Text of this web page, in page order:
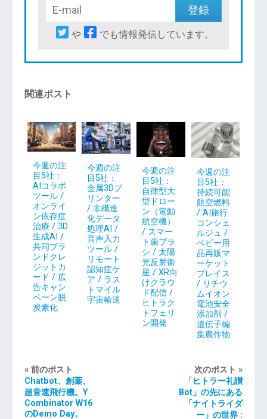
や でも情報発信しています。
関連ポスト
今週の注
目5社：
AIコラボ
ツール /
オンライ
ン依存症
治療 / 3D
生成AI /
共同ブラ
ンドクレ
ジットカ
ード / 広
告キャン
ペーン脱
炭素化
今週の注
目5社：
金属3Dプ
リンター
/ 非構造
化データ
処理AI /
音声入力
ツール /
リモート
認知症ケ
ア / ラス
トマイル
宇宙輸送
今週の注
目5社：
自律型大
型ドロー
ン（電動
航空機）
/ スマー
ト歯ブラ
シ / 太陽
光反射衛
星 / XR向
けクラウ
ド配信 /
ヒトラク
トフェリ
ン開発
今週の注
目5社：
持続可能
航空燃料
/ AI旅行
コンシェ
ルジュ /
ベビー用
品再販マ
ーケット
プレイス
/ リチウ
ムイオン
電池安全
添加剤 /
遺伝子編
集農作物
« 前のポスト
Chatbot、創薬、
超音速飛行機。Y
Combinator W16
のDemo Day。
次のポスト »
「ヒトラー礼讃
Bot」の先にある
「ナイトライダ
ー」の世界 :